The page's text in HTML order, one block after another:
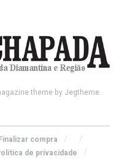
theme by Jegtheme.
compra
de privacidade